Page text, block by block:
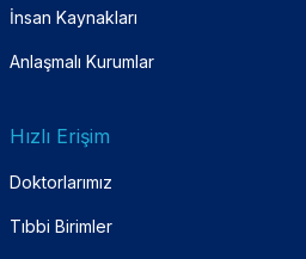
İnsan Kaynakları
Anlaşmalı Kurumlar
Hızlı Erişim
Doktorlarımız
Tıbbi Birimler